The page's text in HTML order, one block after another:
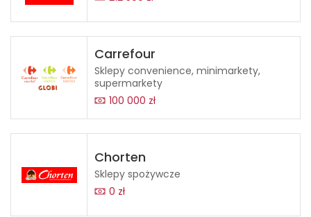
Carrefour
Sklepy convenience, minimarkety,
supermarkety
100 000 zł
Chorten
Sklepy spożywcze
0 zł